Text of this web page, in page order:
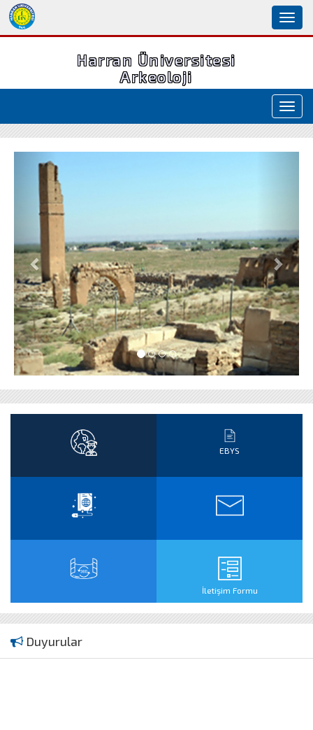
Harran Üniversitesi
Arkeoloji
Geri
EBYS
İletişim Formu
Duyurular